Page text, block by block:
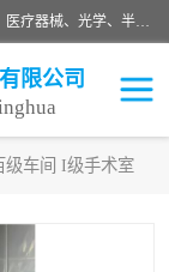
从事各种实验室、手术室、医院、食品、化妆品、制药、医疗器械、光学、半导体、精密电子等无尘车间行业的洁净车间装修设计、净化设备、恒温恒湿空调的设计制作与安装、净化系统工程项目施工及其技术支持服务。
限公司
级车间 I级手术室